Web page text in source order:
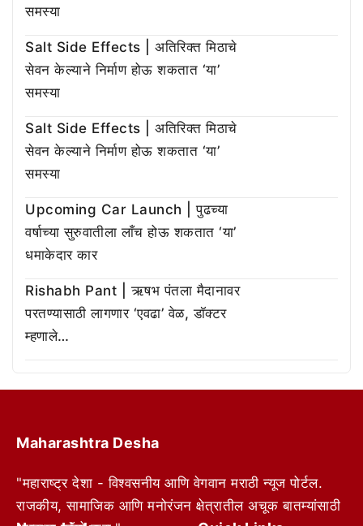
समस्या
Salt Side Effects | अतिरिक्त मिठाचे
सेवन केल्याने निर्माण होऊ शकतात ‘या’
समस्या
Salt Side Effects | अतिरिक्त मिठाचे
सेवन केल्याने निर्माण होऊ शकतात ‘या’
समस्या
Upcoming Car Launch | पुढच्या
वर्षाच्या सुरुवातीला लाँच होऊ शकतात ‘या’
धमाकेदार कार
Rishabh Pant | ऋषभ पंतला मैदानावर
परतण्यासाठी लागणार ‘एवढा’ वेळ, डॉक्टर
म्हणाले…
Maharashtra Desha
"महाराष्ट्र देशा - विश्वसनीय आणि वेगवान मराठी न्यूज पोर्टल.
राजकीय, सामाजिक आणि मनोरंजन क्षेत्रातील अचूक बातम्यांसाठी